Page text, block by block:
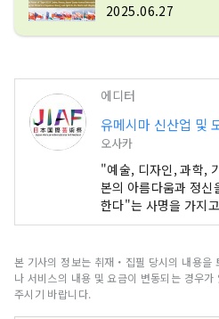
2025.06.27
에디터
유메시마 신산업 및
오사카
"예술, 디자인, 과학,
본의 아름다움과 정신
한다"는 사명을 가지
카-간사이 엑스포와
제기구가 참가하며,
사이, 그리고 전국 각
본 기사의 정보는 취재・집필 당시의 내용을
나 서비스의 내용 및 요금이 변동되는 경우
주시기 바랍니다.